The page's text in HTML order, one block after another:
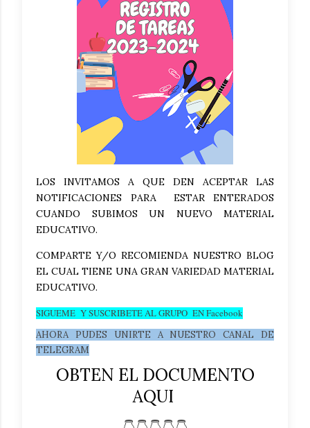
LOS INVITAMOS A QUE DEN ACEPTAR LAS
NOTIFICACIONES PARA ESTAR ENTERADOS
CUANDO SUBIMOS UN NUEVO MATERIAL
EDUCATIVO.
COMPARTE Y/O RECOMIENDA NUESTRO BLOG
EL CUAL TIENE UNA GRAN VARIEDAD MATERIAL
EDUCATIVO.
SIGUEME Y SUSCRIBETE AL GRUPO EN Facebook
AHORA PUDES UNIRTE A NUESTRO CANAL DE
TELEGRAM
OBTEN EL DOCUMENTO
AQUI